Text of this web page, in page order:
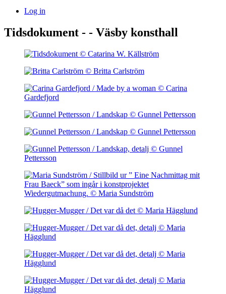
menu
Log in
Tidsdokument - - Väsby konsthall